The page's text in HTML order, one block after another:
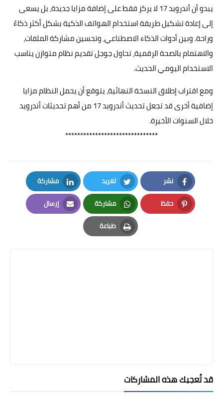
يبدو أن أندرويد 17 لا يركز فقط على إضافة مزايا جديدة، بل يسعى
إلى إعادة تشكيل طريقة استخدام الهواتف الذكية بشكل أكثر ذكاءً
وراحة. وبين أدوات الذكاء الاصطناعي، وتحسين مشاركة الملفات،
والاهتمام بالصحة الرقمية، تحاول جوجل تقديم نظام متوازن يناسب
الاستخدام اليومي الحديث.
ومع اقتراب إطلاق النسخة النهائية، يتوقع أن يحمل النظام مزايا
إضافية أخرى قد تجعل تحديث أندرويد 17 من أهم تحديثات أندرويد
خلال السنوات الأخيرة.
*******************************
نشر
Facebook
تغريد
Twitter
مشاركة
LinkedIn
حفظ
Pinterest
مشاركة
Whatsapp
إرسال
Email
طباعة
Print
قد تُعجبك هذه المشاركات